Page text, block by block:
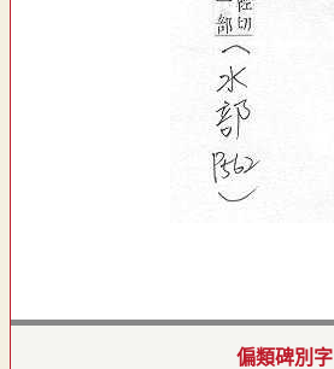
偏類碑別字